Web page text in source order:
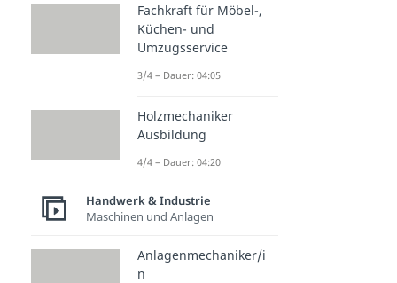
Fachkraft für Möbel-,
Küchen- und
Umzugsservice
3/4 – Dauer: 04:05
Holzmechaniker
Ausbildung
4/4 – Dauer: 04:20
Handwerk & Industrie
Maschinen und Anlagen
Anlagenmechaniker/i
n